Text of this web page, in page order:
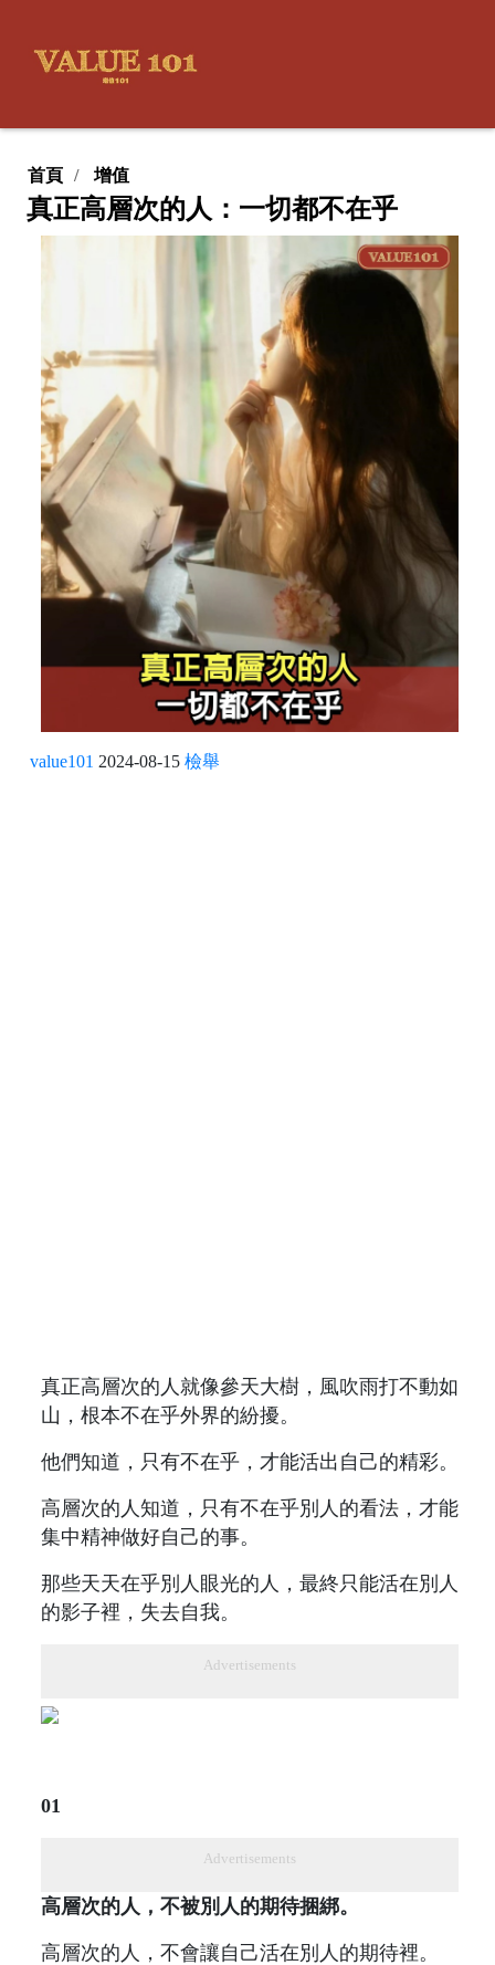
首頁 增值
真正高層次的人：一切都不在乎
value101 2024-08-15 檢舉
真正高層次的人就像參天大樹，風吹雨打不動如
山，根本不在乎外界的紛擾。
他們知道，只有不在乎，才能活出自己的精彩。
高層次的人知道，只有不在乎別人的看法，才能
集中精神做好自己的事。
那些天天在乎別人眼光的人，最終只能活在別人
的影子裡，失去自我。
Advertisements
01
Advertisements
高層次的人，不被別人的期待捆綁。
高層次的人，不會讓自己活在別人的期待裡。